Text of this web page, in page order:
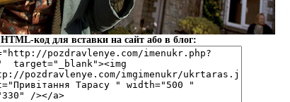
HTML-код для вставки на сайт або в блог: